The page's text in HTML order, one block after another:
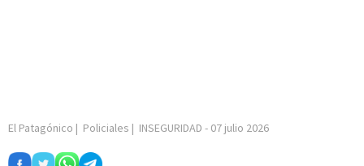
El Patagónico | Policiales | INSEGURIDAD - 07 julio 2026